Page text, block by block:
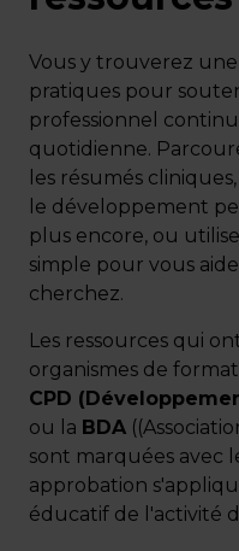
Nous contacter
Réserver une réunion
Vous y trouverez
pratiques pour
professionnel
quotidienne.
les résumés
le développement
plus encore, ou
simple pour vous
cherchez.
Les ressources qui
organismes de
CPD
ou la BDA
sont marquées avec
approbation
éducatif de l'activité